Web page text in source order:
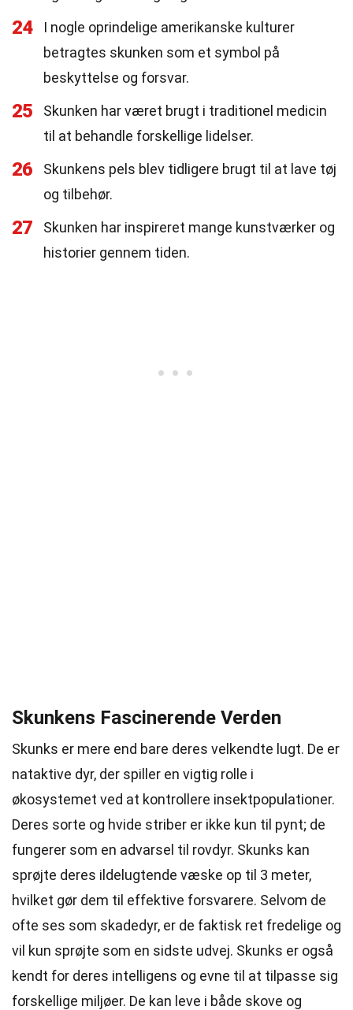
24
I nogle oprindelige amerikanske kulturer
betragtes skunken som et symbol på
beskyttelse og forsvar.
25
Skunken har været brugt i traditionel medicin
til at behandle forskellige lidelser.
26
Skunkens pels blev tidligere brugt til at lave tøj
og tilbehør.
27
Skunken har inspireret mange kunstværker og
historier gennem tiden.
Skunkens Fascinerende Verden
Skunks er mere end bare deres velkendte lugt. De er
nataktive dyr, der spiller en vigtig rolle i
økosystemet ved at kontrollere insektpopulationer.
Deres sorte og hvide striber er ikke kun til pynt; de
fungerer som en advarsel til rovdyr. Skunks kan
sprøjte deres ildelugtende væske op til 3 meter,
hvilket gør dem til effektive forsvarere. Selvom de
ofte ses som skadedyr, er de faktisk ret fredelige og
vil kun sprøjte som en sidste udvej. Skunks er også
kendt for deres intelligens og evne til at tilpasse sig
forskellige miljøer. De kan leve i både skove og